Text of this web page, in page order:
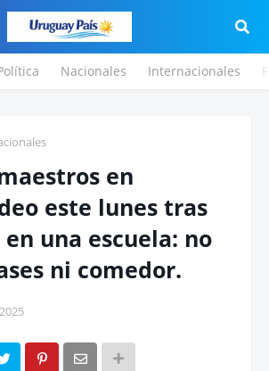
Nacionales Internacionales
en
este lunes tras
una escuela: no
ni comedor.